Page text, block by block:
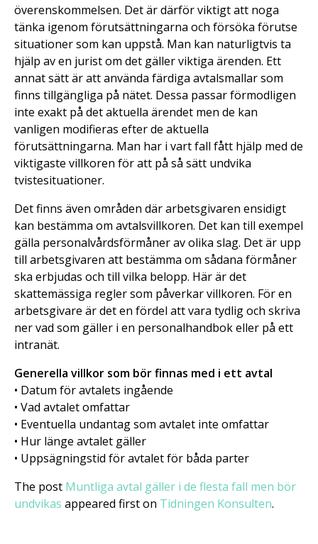
överenskommelsen. Det är därför viktigt att noga
tänka igenom förutsättningarna och försöka förutse
situationer som kan uppstå. Man kan naturligtvis ta
hjälp av en jurist om det gäller viktiga ärenden. Ett
annat sätt är att använda färdiga avtalsmallar som
finns tillgängliga på nätet. Dessa passar förmodligen
inte exakt på det aktuella ärendet men de kan
vanligen modifieras efter de aktuella
förutsättningarna. Man har i vart fall fått hjälp med de
viktigaste villkoren för att på så sätt undvika
tvistesituationer.
Det finns även områden där arbetsgivaren ensidigt
kan bestämma om avtalsvillkoren. Det kan till exempel
gälla personalvårdsförmåner av olika slag. Det är upp
till arbetsgivaren att bestämma om sådana förmåner
ska erbjudas och till vilka belopp. Här är det
skattemässiga regler som påverkar villkoren. För en
arbetsgivare är det en fördel att vara tydlig och skriva
ner vad som gäller i en personalhandbok eller på ett
intranät.
Generella villkor som bör finnas med i ett avtal
• Datum för avtalets ingående
• Vad avtalet omfattar
• Eventuella undantag som avtalet inte omfattar
• Hur länge avtalet gäller
• Uppsägningstid för avtalet för båda parter
The post Muntliga avtal gäller i de flesta fall men bör
undvikas appeared first on Tidningen Konsulten.